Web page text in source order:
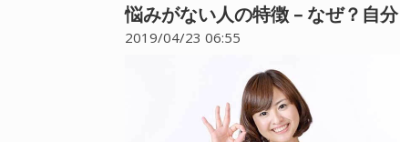
悩みがない人の特徴 – なぜ？自
2019/04/23 06:55